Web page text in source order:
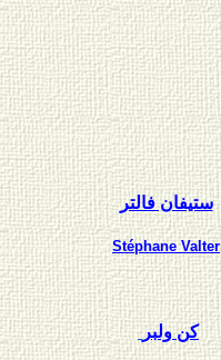
ستيفان فالتر
Stéphane Valter
كن ولبر